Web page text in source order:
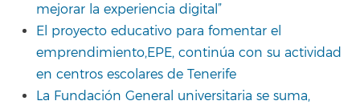
mejorar la experiencia digital”
El proyecto educativo para fomentar el
emprendimiento,EPE, continúa con su actividad
en centros escolares de Tenerife
La Fundación General universitaria se suma,